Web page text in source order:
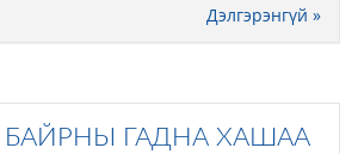
Дэлгэрэнгүй »
ГАДНА ХАШАА